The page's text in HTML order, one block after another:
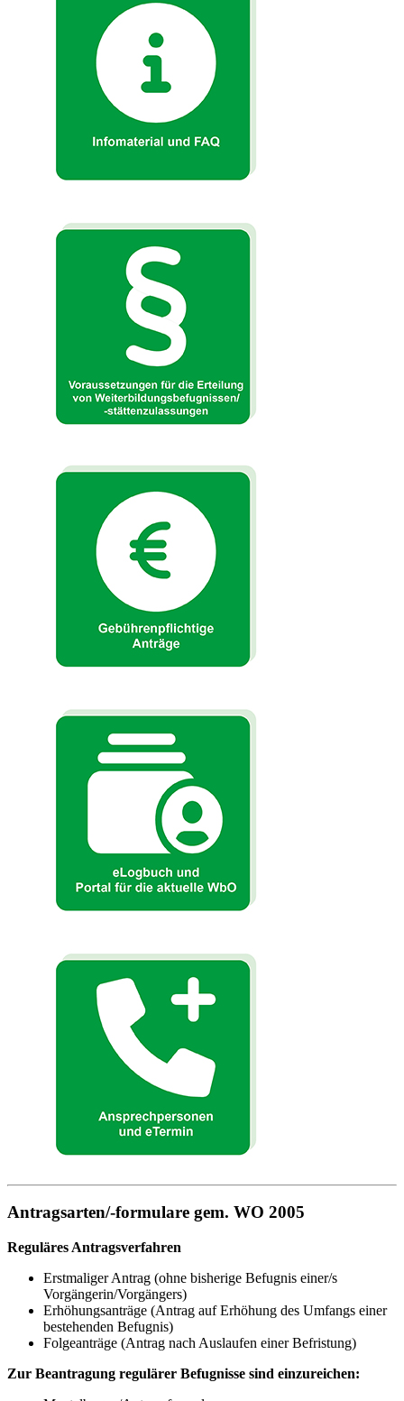
Antragsarten/-formulare gem. WO 2005
Reguläres Antragsverfahren
Erstmaliger Antrag (ohne bisherige Befugnis einer/s
Vorgängerin/Vorgängers)
Erhöhungsanträge (Antrag auf Erhöhung des Umfangs einer
bestehenden Befugnis)
Folgeanträge (Antrag nach Auslaufen einer Befristung)
Zur Beantragung regulärer Befugnisse sind einzureichen: